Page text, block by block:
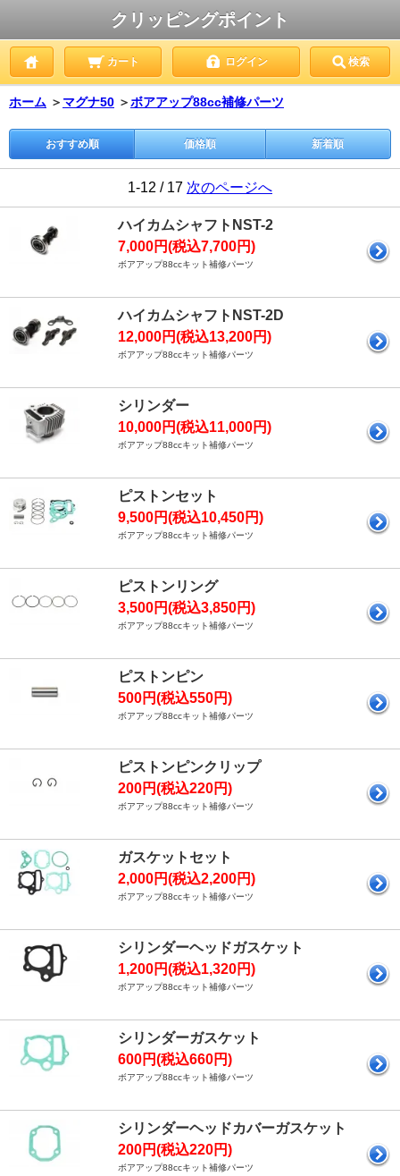
クリッピングポイント
カート ログイン 検索
ホーム ＞ マグナ50 ＞ボアアップ88cc補修パーツ
おすすめ順 価格順 新着順
1-12 / 17 次のページへ
ハイカムシャフトNST-2
7,000円(税込7,700円)
ボアアップ88ccキット補修パーツ
ハイカムシャフトNST-2D
12,000円(税込13,200円)
ボアアップ88ccキット補修パーツ
シリンダー
10,000円(税込11,000円)
ボアアップ88ccキット補修パーツ
ピストンセット
9,500円(税込10,450円)
ボアアップ88ccキット補修パーツ
ピストンリング
3,500円(税込3,850円)
ボアアップ88ccキット補修パーツ
ピストンピン
500円(税込550円)
ボアアップ88ccキット補修パーツ
ピストンピンクリップ
200円(税込220円)
ボアアップ88ccキット補修パーツ
ガスケットセット
2,000円(税込2,200円)
ボアアップ88ccキット補修パーツ
シリンダーヘッドガスケット
1,200円(税込1,320円)
ボアアップ88ccキット補修パーツ
シリンダーガスケット
600円(税込660円)
ボアアップ88ccキット補修パーツ
シリンダーヘッドカバーガスケット
200円(税込220円)
ボアアップ88ccキット補修パーツ